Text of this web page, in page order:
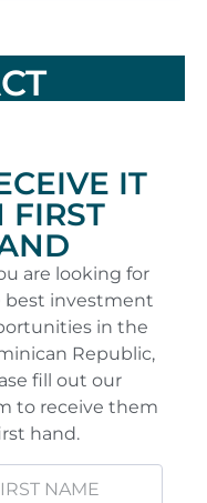
IT
FIRST
are looking for
best investment
in the
Republic,
fill out our
to receive them
hand.